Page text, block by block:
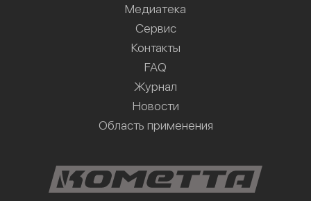
Медиатека
Сервис
Контакты
FAQ
Журнал
Новости
Область применения